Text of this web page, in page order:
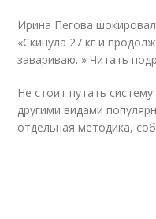
Ирина Пегова
«Скинула 27 кг и
завариваю. » Читать
Не стоит путать
другими видами
отдельная методика,